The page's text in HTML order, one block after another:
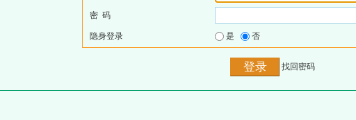
密 码
隐身登录 是 否
找回密码